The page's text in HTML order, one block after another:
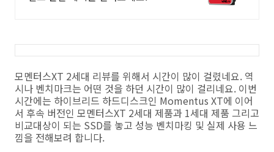
모멘터스XT 2세대 리뷰를 위해서 시간이 많이 걸렸네요. 역
시나 벤치마크는 어떤 것을 하던 시간이 많이 걸리네요. 이번
시간에는 하이브리드 하드디스크인 Momentus XT에 이어
서 후속 버전인 모멘터스XT 2세대 제품과 1세대 제품 그리고
비교대상이 되는 SSD를 놓고 성능 벤치마킹 및 실제 사용 느
낌을 전해보려 합니다.